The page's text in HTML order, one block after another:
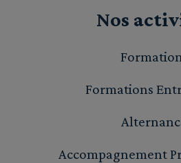
Nos
Formations
Accompagnement